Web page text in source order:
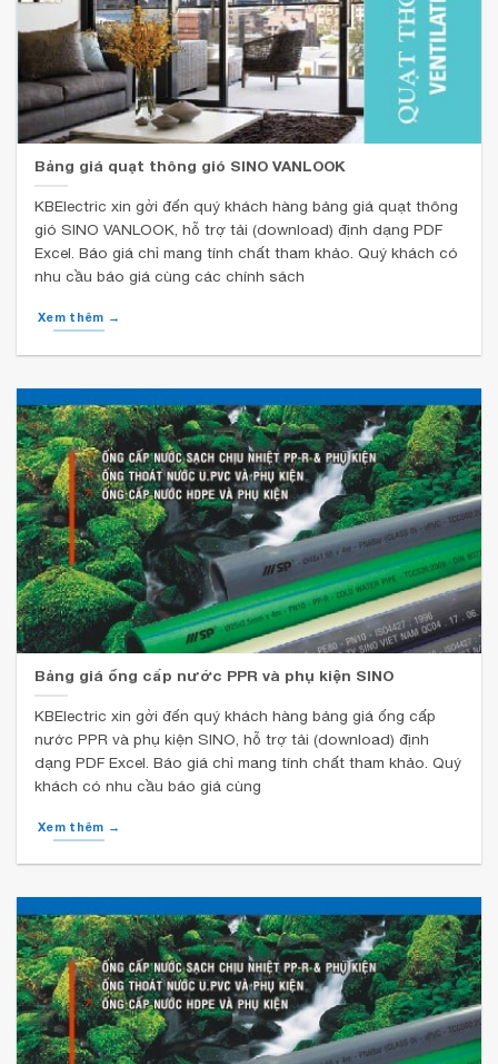
Bảng giá quạt thông gió SINO VANLOOK
KBElectric xin gởi đến quý khách hàng bảng giá quạt thông
gió SINO VANLOOK, hỗ trợ tải (download) định dạng PDF
Excel. Báo giá chỉ mang tính chất tham khảo. Quý khách có
nhu cầu báo giá cùng các chính sách
Xem thêm →
Bảng giá ống cấp nước PPR và phụ kiện SINO
KBElectric xin gởi đến quý khách hàng bảng giá ống cấp
nước PPR và phụ kiện SINO, hỗ trợ tải (download) định
dạng PDF Excel. Báo giá chỉ mang tính chất tham khảo. Quý
khách có nhu cầu báo giá cùng
Xem thêm →